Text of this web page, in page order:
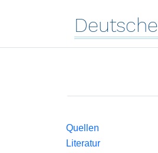
Deutsche
Quellen
Literatur